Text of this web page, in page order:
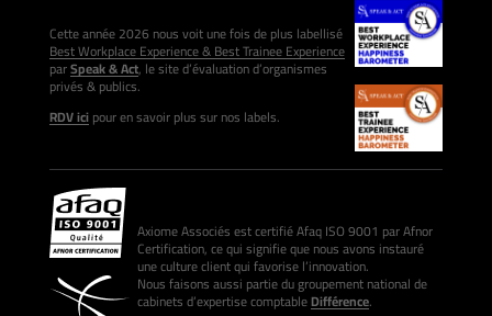
Cette année 2026 nous voit une fois de plus labellisé
Best Workplace Experience & Best Trainee Experience
parSpeak & Act, le site d’évaluation d’organismes
privés & publics.
RDV icipour en savoir plus sur nos labels.
Axiome Associés est certifié Afaq ISO 9001 par Afnor
Certification, ce qui signifie que nous avons instauré
une culture client qui favorise l’innovation.
Nous faisons aussi partie du groupement national de
cabinets d’expertise comptableDifférence.